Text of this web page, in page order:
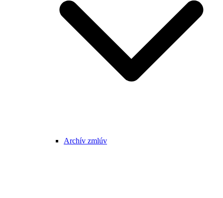
Archív zmlúv